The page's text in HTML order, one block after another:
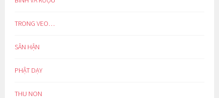
TRONG VEO…
SÂN HẬN
PHẬT DẠY
THU NON